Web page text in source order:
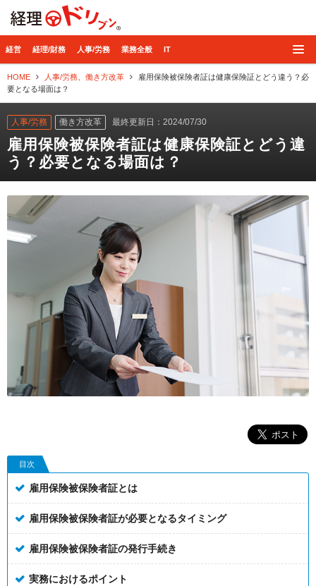
経営 経理/財務 人事/労務 業務全般 IT
HOME 人事/労務 働き方改革
雇用保険被保険者証は健康保険証とどう違う？必
要となる場面は？
人事/労務 働き方改革 最終更新日：2024/07/30
雇用保険被保険者証は健康保険証とどう違
う？必要となる場面は？
目次
雇用保険被保険者証とは
雇用保険被保険者証が必要となるタイミング
雇用保険被保険者証の発行手続き
実務におけるポイント